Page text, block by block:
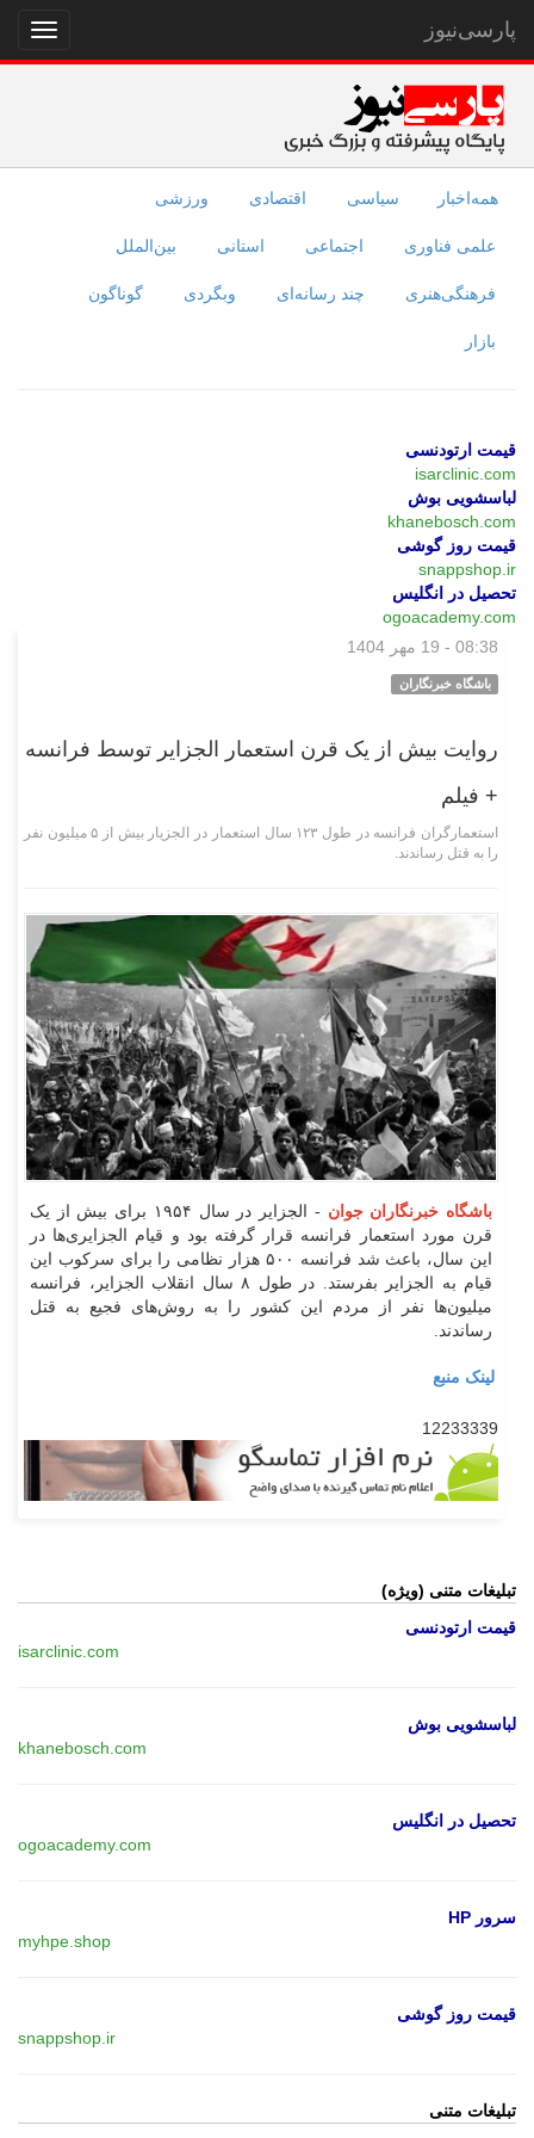
نمایش
منو
پارسی‌نیوز
همه‌اخبار سیاسی اقتصادی ورزشی
علمی فناوری اجتماعی استانی بین‌الملل
فرهنگی‌هنری چند رسانه‌ای وبگردی گوناگون
بازار
قیمت ارتودنسی
isarclinic.com
لباسشویی بوش
khanebosch.com
قیمت روز گوشی
snappshop.ir
تحصیل در انگلیس
ogoacademy.com
08:38 - 19 مهر 1404
باشگاه خبرنگاران
روایت بیش از یک قرن استعمار الجزایر توسط فرانسه
+ فیلم
استعمارگران فرانسه در طول ۱۲۳ سال استعمار در الجزیار بیش از ۵ میلیون نفر
را به قتل رساندند.
باشگاه خبرنگاران جوان
- الجزایر در سال ۱۹۵۴ برای بیش از یک
قرن مورد استعمار فرانسه قرار گرفته بود و قیام الجزایری‌ها در
این سال، باعث شد فرانسه ۵۰۰ هزار نظامی را برای سرکوب این
قیام به الجزایر بفرستد. در طول ۸ سال انقلاب الجزایر، فرانسه
میلیون‌ها نفر از مردم این کشور را به روش‌های فجیع به قتل
رساندند.
لینک منبع
12233339
تبلیغات متنی (ویژه)
قیمت ارتودنسی
isarclinic.com
لباسشویی بوش
khanebosch.com
تحصیل در انگلیس
ogoacademy.com
سرور HP
myhpe.shop
قیمت روز گوشی
snappshop.ir
تبلیغات متنی